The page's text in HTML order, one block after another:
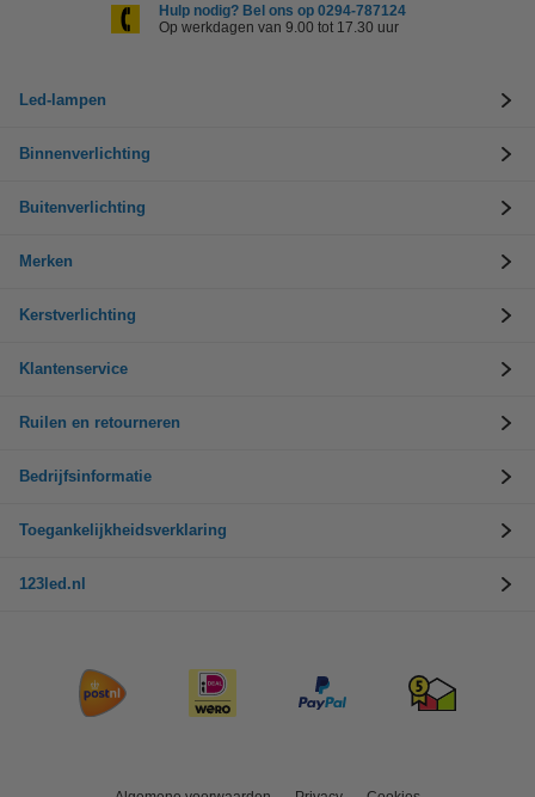
Hulp nodig? Bel ons op 0294-787124
Op werkdagen van 9.00 tot 17.30 uur
Led-lampen
Binnenverlichting
Buitenverlichting
Merken
Kerstverlichting
Klantenservice
Ruilen en retourneren
Bedrijfsinformatie
Toegankelijkheidsverklaring
123led.nl